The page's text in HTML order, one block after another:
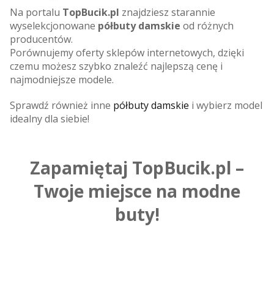
Na portalu TopBucik.pl znajdziesz starannie
wyselekcjonowane półbuty damskie od różnych
producentów.
Porównujemy oferty sklepów internetowych, dzięki
czemu możesz szybko znaleźć najlepszą cenę i
najmodniejsze modele.
Sprawdź również inne półbuty damskie i wybierz model
idealny dla siebie!
Zapamiętaj TopBucik.pl –
Twoje miejsce na modne
buty!